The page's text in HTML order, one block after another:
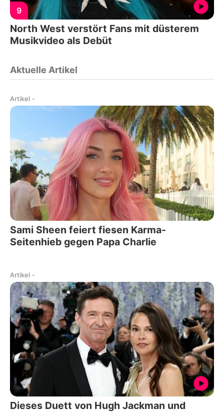
9
North West verstört Fans mit düsterem
Musikvideo als Debüt
Aktuelle Artikel
Artikel -
Sami Sheen feiert fiesen Karma-
Seitenhieb gegen Papa Charlie
Artikel -
Dieses Duett von Hugh Jackman und